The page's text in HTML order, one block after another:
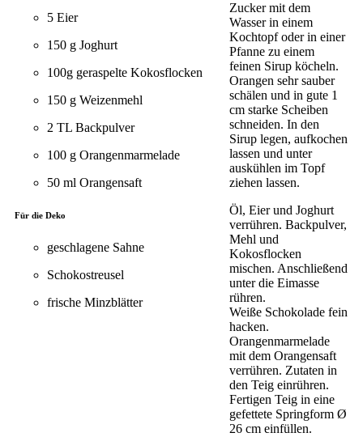
5 Eier
150 g Joghurt
100g geraspelte Kokosflocken
150 g Weizenmehl
2 TL Backpulver
100 g Orangenmarmelade
50 ml Orangensaft
Für die Deko
geschlagene Sahne
Schokostreusel
frische Minzblätter
Zucker mit dem
Wasser in einem
Kochtopf oder in einer
Pfanne zu einem
feinen Sirup köcheln.
Orangen sehr sauber
schälen und in gute 1
cm starke Scheiben
schneiden. In den
Sirup legen, aufkochen
lassen und unter
auskühlen im Topf
ziehen lassen.
Öl, Eier und Joghurt
verrühren. Backpulver,
Mehl und
Kokosflocken
mischen. Anschließend
unter die Eimasse
rühren.
Weiße Schokolade fein
hacken.
Orangenmarmelade
mit dem Orangensaft
verrühren. Zutaten in
den Teig einrühren.
Fertigen Teig in eine
gefettete Springform Ø
26 cm einfüllen.